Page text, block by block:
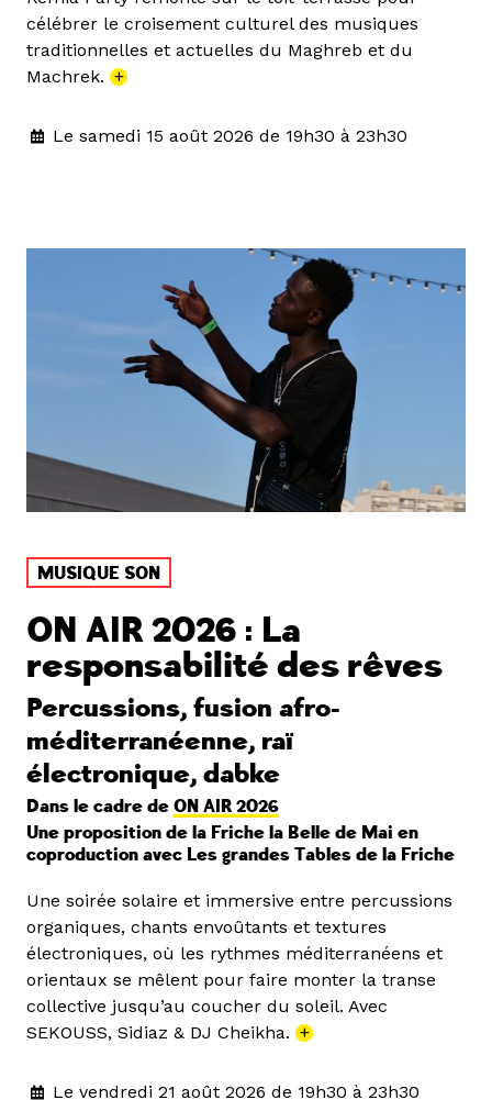
célébrer le croisement culturel des musiques
traditionnelles et actuelles du Maghreb et du
Machrek. +
Le samedi 15 août 2026 de 19h30 à 23h30
MUSIQUE SON
ON AIR 2026 : La
responsabilité des rêves
Percussions, fusion afro-
méditerranéenne, raï
électronique, dabke
Dans le cadre de ON AIR 2026
Une proposition de la Friche la Belle de Mai en
coproduction avec Les grandes Tables de la Friche
Une soirée solaire et immersive entre percussions
organiques, chants envoûtants et textures
électroniques, où les rythmes méditerranéens et
orientaux se mêlent pour faire monter la transe
collective jusqu’au coucher du soleil. Avec
SEKOUSS, Sidiaz & DJ Cheikha. +
Le vendredi 21 août 2026 de 19h30 à 23h30